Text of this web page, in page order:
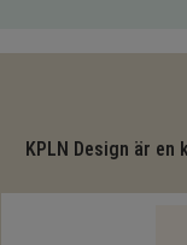
KPLN Design är